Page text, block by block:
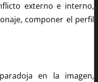
externo e interno,
componer el perfil
en la imagen,